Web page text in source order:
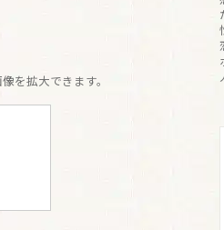
を拡大できます。